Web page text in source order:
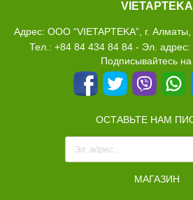
VIETAPTEKA
Адрес: ООО “VIETAPTEKA”, г. Алматы,
Тел.: +84 84 434 84 84 - Эл. адрес:
Подписывайтесь на
ОСТАВЬТЕ НАМ
МАГАЗИН